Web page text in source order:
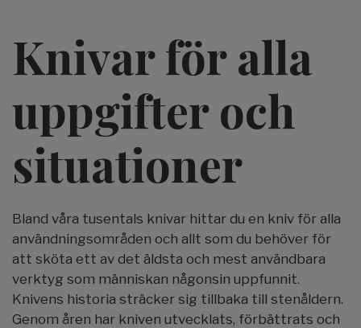
Knivar för alla
uppgifter och
situationer
Bland våra tusentals knivar hittar du en kniv för alla
användningsområden och allt som du behöver för
att sköta ett av det äldsta och mest användbara
verktyg som människan någonsin uppfunnit.
Knivens historia sträcker sig tillbaka till stenåldern.
Genom åren har kniven utvecklats, förbättrats och